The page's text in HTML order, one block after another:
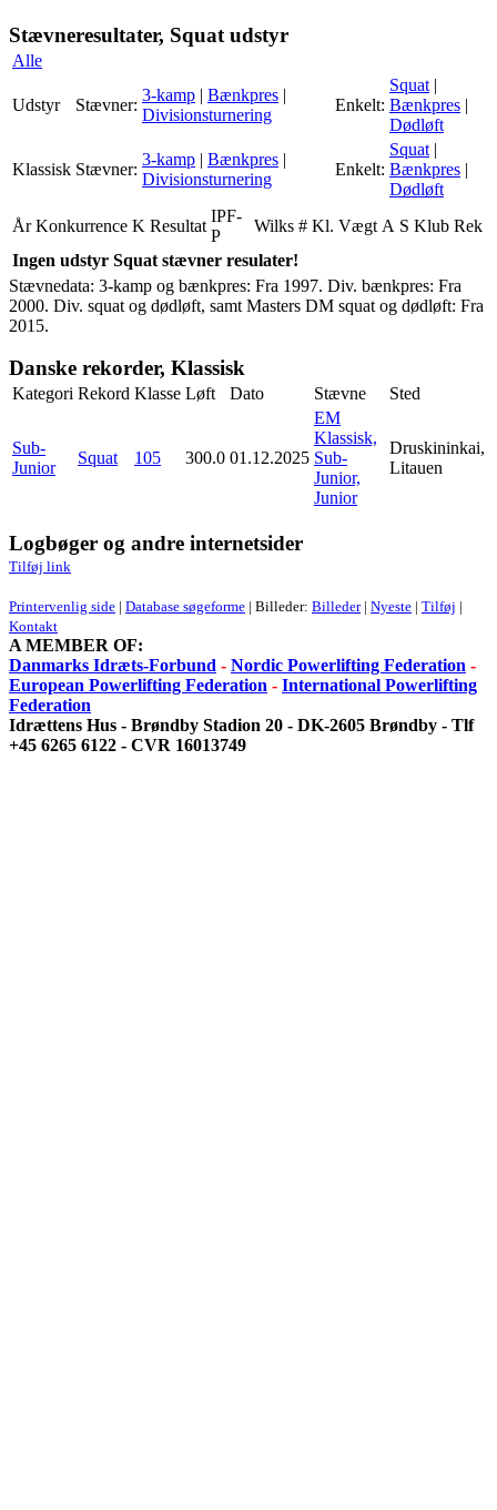
Stævneresultater, Squat udstyr
Alle
Udstyr Stævner:
3-kamp | Bænkpres |
Divisionsturnering
Enkelt:
Squat |
Bænkpres |
Dødløft
Klassisk Stævner:
3-kamp | Bænkpres |
Divisionsturnering
Enkelt:
Squat |
Bænkpres |
Dødløft
År Konkurrence K Resultat
IPF-
P
Wilks # Kl. Vægt A S Klub Rek
Ingen udstyr Squat stævner resulater!
Stævnedata: 3-kamp og bænkpres: Fra 1997. Div. bænkpres: Fra
2000. Div. squat og dødløft, samt Masters DM squat og dødløft: Fra
2015.
Danske rekorder, Klassisk
Kategori Rekord Klasse Løft Dato Stævne Sted
Sub-
Junior
Squat 105 300.0 01.12.2025
EM
Klassisk,
Sub-
Junior,
Junior
Druskininkai,
Litauen
Logbøger og andre internetsider
Tilføj link
Printervenlig side | Database søgeforme | Billeder: Billeder| Nyeste | Tilføj |
Kontakt
A MEMBER OF:
Danmarks Idræts-Forbund - Nordic Powerlifting Federation -
European Powerlifting Federation - International Powerlifting
Federation
Idrættens Hus - Brøndby Stadion 20 - DK-2605 Brøndby - Tlf
+45 6265 6122 - CVR 16013749